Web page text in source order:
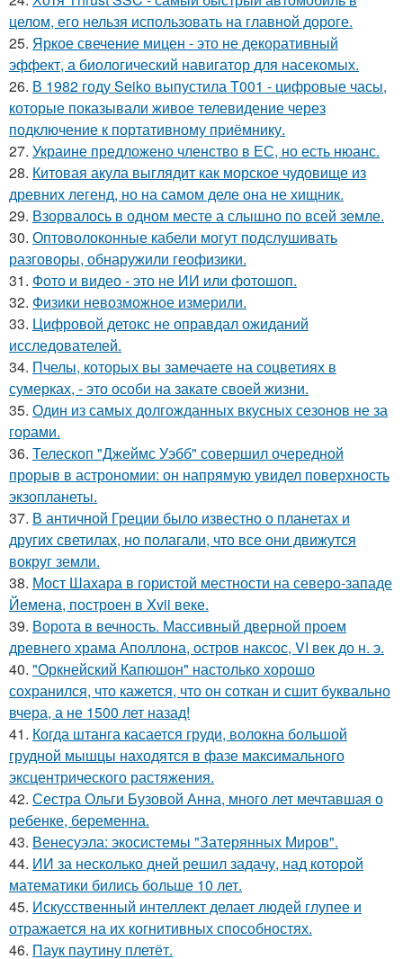
целом, его нельзя использовать на главной дороге.
25. Яркое свечение мицен - это не декоративный
эффект, а биологический навигатор для насекомых.
26. В 1982 году Seiko выпустила T001 - цифровые часы,
которые показывали живое телевидение через
подключение к портативному приёмнику.
27. Украине предложено членство в ЕС, но есть нюанс.
28. Китовая акула выглядит как морское чудовище из
древних легенд, но на самом деле она не хищник.
29. Взорвалось в одном месте а слышно по всей земле.
30. Оптоволоконные кабели могут подслушивать
разговоры, обнаружили геофизики.
31. Фото и видео - это не ИИ или фотошоп.
32. Физики невозможное измерили.
33. Цифровой детокс не оправдал ожиданий
исследователей.
34. Пчелы, которых вы замечаете на соцветиях в
сумерках, - это особи на закате своей жизни.
35. Один из самых долгожданных вкусных сезонов не за
горами.
36. Телескоп "Джеймс Уэбб" совершил очередной
прорыв в астрономии: он напрямую увидел поверхность
экзопланеты.
37. В античной Греции было известно о планетах и
других светилах, но полагали, что все они движутся
вокруг земли.
38. Мост Шахара в гористой местности на северо-западе
Йемена, построен в Xvii веке.
39. Ворота в вечность. Массивный дверной проем
древнего храма Аполлона, остров наксос, VI век до н. э.
40. "Оркнейский Капюшон" настолько хорошо
сохранился, что кажется, что он соткан и сшит буквально
вчера, а не 1500 лет назад!
41. Когда штанга касается груди, волокна большой
грудной мышцы находятся в фазе максимального
эксцентрического растяжения.
42. Сестра Ольги Бузовой Анна, много лет мечтавшая о
ребенке, беременна.
43. Венесуэла: экосистемы "Затерянных Миров".
44. ИИ за несколько дней решил задачу, над которой
математики бились больше 10 лет.
45. Искусственный интеллект делает людей глупее и
отражается на их когнитивных способностях.
46. Паук паутину плетёт.